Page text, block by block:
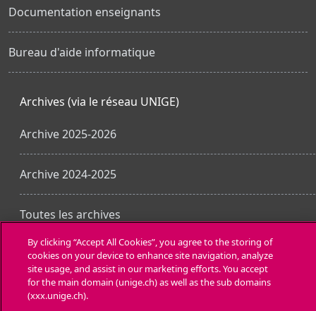
Documentation enseignants
Bureau d'aide informatique
Archives (via le réseau UNIGE)
Archive 2025-2026
Archive 2024-2025
Toutes les archives
Obtenir l’app mobile
By clicking “Accept All Cookies”, you agree to the storing of
cookies on your device to enhance site navigation, analyze
site usage, and assist in our marketing efforts. You accept
for the main domain (unige.ch) as well as the sub domains
(xxx.unige.ch).